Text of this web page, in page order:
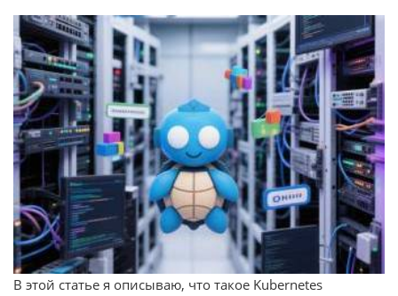
В этой статье я описываю, что такое Kubernetes